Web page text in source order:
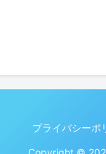
プライバシーポ